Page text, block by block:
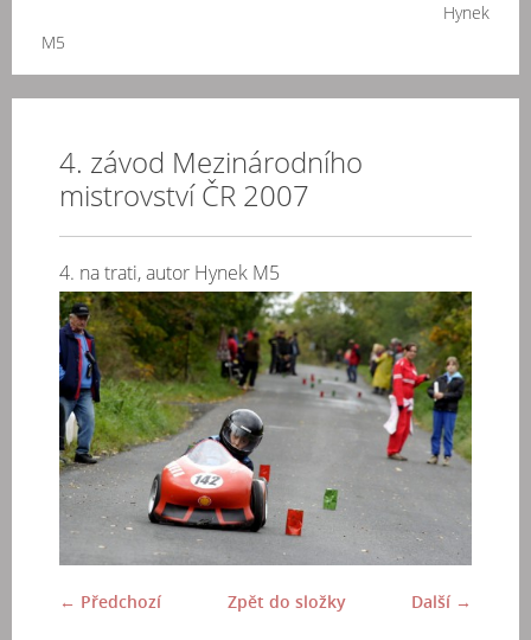
Hynek
M5
4. závod Mezinárodního
mistrovství ČR 2007
4. na trati, autor Hynek M5
← Předchozí Další →
Zpět do složky